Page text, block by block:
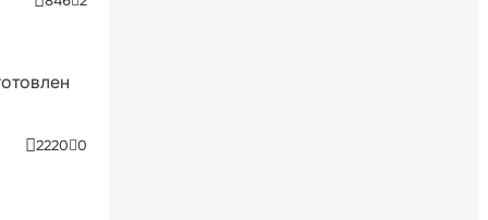
2220 0